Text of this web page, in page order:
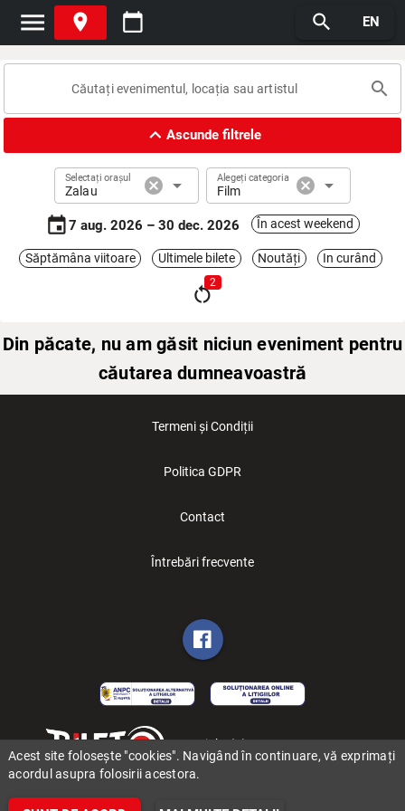
menu place calendar_today search EN
search
expand_lessAscunde filtrele
Selectați orașul
Zalau cancel arrow_drop_down Alegeți categoria
Film cancel arrow_drop_down
event7 aug. 2026 – 30 dec. 2026 În acest weekend
Săptămâna viitoare Ultimele bilete Noutăți In curând
restart_alt
2
Din păcate, nu am găsit niciun eveniment pentru
căutarea dumneavoastră
Termeni și Condiții
Politica GDPR
Contact
Întrebări frecvente
Copyright (C) 2006-2026 BILET.ro
Acest site folosește "cookies". Navigând în continuare, vă exprimați
acordul asupra folosirii acestora.